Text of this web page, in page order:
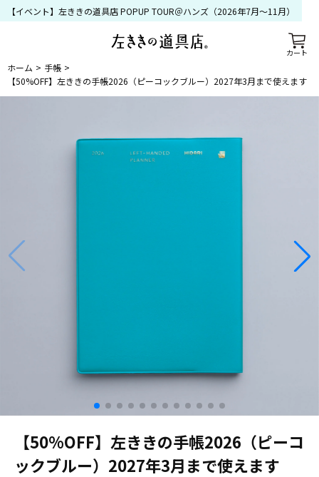
カート
【イベント】左ききの道具店 POPUP TOUR＠ハンズ（2026年7月〜11月）
ホーム
手帳
【50%OFF】左ききの手帳2026（ピーコックブルー）2027年3月まで使えます
【50%OFF】左ききの手帳2026（ピーコ
ックブルー）2027年3月まで使えます